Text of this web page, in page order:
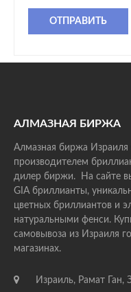
ОТПРАВИТЬ
АЛМАЗНАЯ БИРЖА
Алмазная биржа
производителем
дилер биржи. На сайте
GIA бриллианты,
цветных бриллиантов и
натуральными фенси.
самовывоза из Израиля
магазинах.
Израиль, Рамат Ган,